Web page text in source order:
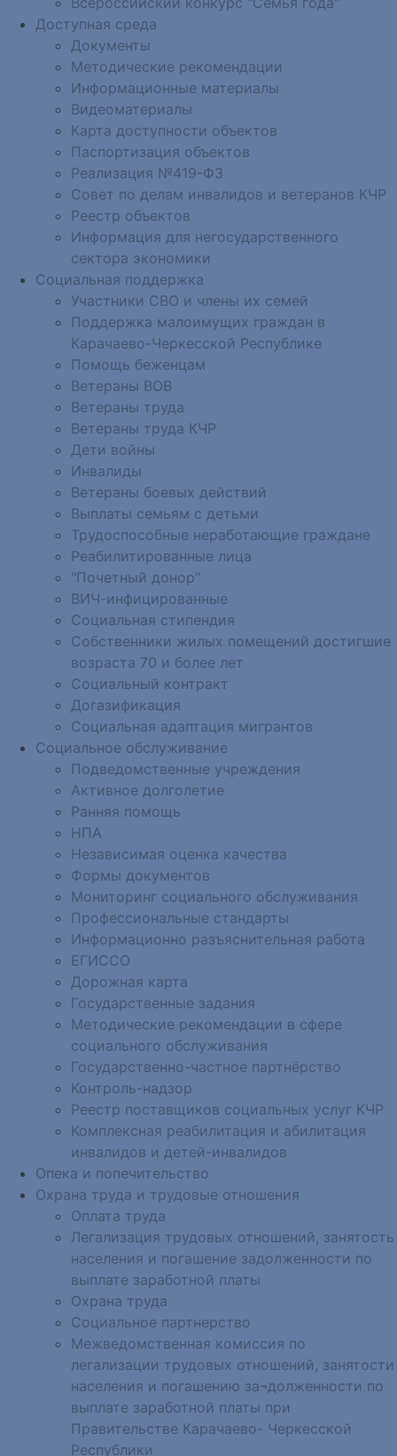
Доступная среда
Документы
Методические рекомендации
Информационные материалы
Видеоматериалы
Карта доступности объектов
Паспортизация объектов
Реализация №419-ФЗ
Совет по делам инвалидов и ветеранов КЧР
Реестр объектов
Информация для негосударственного
сектора экономики
Социальная поддержка
Участники СВО и члены их семей
Поддержка малоимущих граждан в
Карачаево-Черкесской Республике
Помощь беженцам
Ветераны ВОВ
Ветераны труда
Ветераны труда КЧР
Дети войны
Инвалиды
Ветераны боевых действий
Выплаты семьям с детьми
Трудоспособные неработающие граждане
Реабилитированные лица
"Почетный донор"
ВИЧ-инфицированные
Социальная стипендия
Собственники жилых помещений достигшие
возраста 70 и более лет
Социальный контракт
Догазификация
Социальная адаптация мигрантов
Социальное обслуживание
Подведомственные учреждения
Активное долголетие
Ранняя помощь
НПА
Независимая оценка качества
Формы документов
Мониторинг социального обслуживания
Профессиональные стандарты
Информационно разъяснительная работа
ЕГИССО
Дорожная карта
Государственные задания
Методические рекомендации в сфере
социального обслуживания
Государственно-частное партнёрство
Контроль-надзор
Реестр поставщиков социальных услуг КЧР
Комплексная реабилитация и абилитация
инвалидов и детей-инвалидов
Опека и попечительство
Охрана труда и трудовые отношения
Оплата труда
Легализация трудовых отношений, занятость
населения и погашение задолженности по
выплате заработной платы
Охрана труда
Социальное партнерство
Межведомственная комиссия по
легализации трудовых отношений, занятости
населения и погашению за¬долженности по
выплате заработной платы при
Правительстве Карачаево- Черкесской
Республики